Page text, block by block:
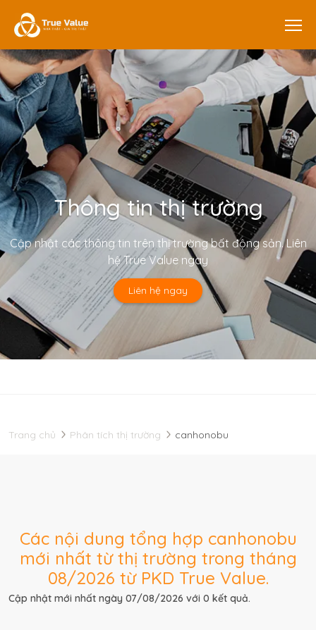
Thông tin thị trường
Cập nhật các thông tin trên thị trường bất động sản. Liên
hệ True Value ngay
Liên hệ ngay
Trang chủ Phân tích thị trường canhonobu
Các nội dung tổng hợp canhonobu
mới nhất từ thị trường trong tháng
08/2026 từ PKD True Value.
Cập nhật mới nhất ngày 07/08/2026 với 0 kết quả.